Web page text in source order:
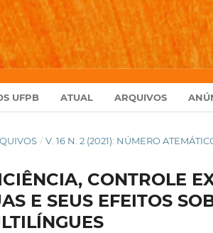
UFPB ATUAL ARQUIVOS
/ V. 16 N. 2 (2021): NÚMERO
CONTROLE
E SEUS EFEITOS